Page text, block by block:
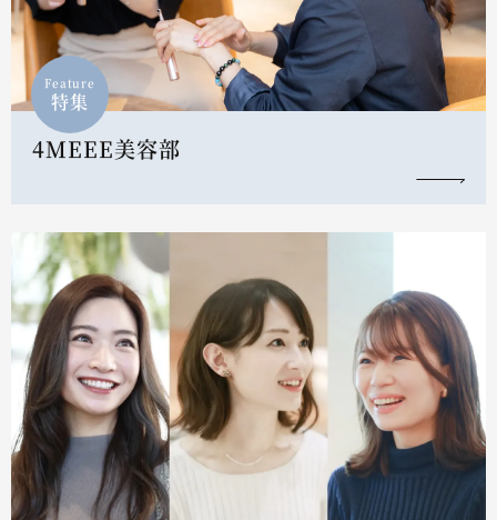
Feature
特集
4MEEE美容部